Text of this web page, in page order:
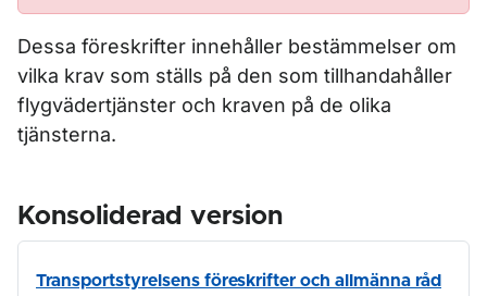
Dessa föreskrifter innehåller bestämmelser om
vilka krav som ställs på den som tillhandahåller
flygvädertjänster och kraven på de olika
tjänsterna.
Konsoliderad version
Transportstyrelsens föreskrifter och allmänna råd